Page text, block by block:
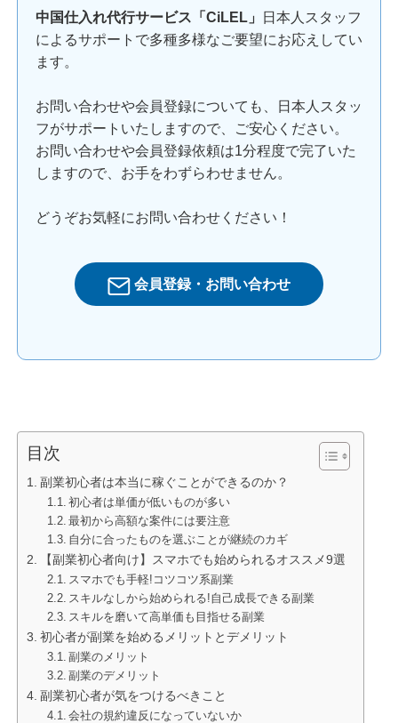
中国仕入れ代行サービス「CiLEL」
日本人スタッフ
によるサポートで多種多様なご要望にお応えしてい
ます。
お問い合わせや会員登録についても、日本人スタッ
フがサポートいたしますので、ご安心ください。
お問い合わせや会員登録依頼は1分程度で完了いた
しますので、お手をわずらわせません。
どうぞお気軽にお問い合わせください！
会員登録・お問い合わせ
目次
副業初心者は本当に稼ぐことができるのか？
初心者は単価が低いものが多い
最初から高額な案件には要注意
自分に合ったものを選ぶことが継続のカギ
【副業初心者向け】スマホでも始められるオススメ9選
スマホでも手軽!コツコツ系副業
スキルなしから始められる!自己成長できる副業
スキルを磨いて高単価も目指せる副業
初心者が副業を始めるメリットとデメリット
副業のメリット
副業のデメリット
副業初心者が気をつけるべきこと
会社の規約違反になっていないか